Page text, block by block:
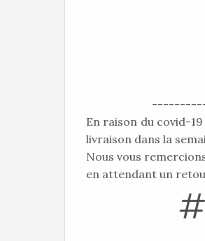
En raison du covid-
livraison dans la
Nous vous
en attendant un